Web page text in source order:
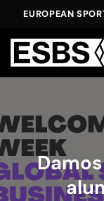
Saltar
contenido
EUROPEAN